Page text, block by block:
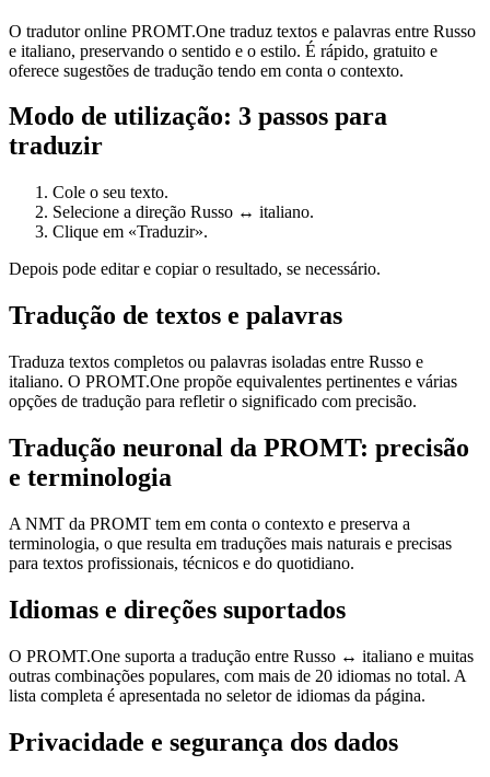
O tradutor online PROMT.One traduz textos e palavras entre Russo
e italiano, preservando o sentido e o estilo. É rápido, gratuito e
oferece sugestões de tradução tendo em conta o contexto.
Modo de utilização: 3 passos para
traduzir
Cole o seu texto.
Selecione a direção Russo ↔ italiano.
Clique em «Traduzir».
Depois pode editar e copiar o resultado, se necessário.
Tradução de textos e palavras
Traduza textos completos ou palavras isoladas entre Russo e
italiano. O PROMT.One propõe equivalentes pertinentes e várias
opções de tradução para refletir o significado com precisão.
Tradução neuronal da PROMT: precisão
e terminologia
A NMT da PROMT tem em conta o contexto e preserva a
terminologia, o que resulta em traduções mais naturais e precisas
para textos profissionais, técnicos e do quotidiano.
Idiomas e direções suportados
O PROMT.One suporta a tradução entre Russo ↔ italiano e muitas
outras combinações populares, com mais de 20 idiomas no total. A
lista completa é apresentada no seletor de idiomas da página.
Privacidade e segurança dos dados